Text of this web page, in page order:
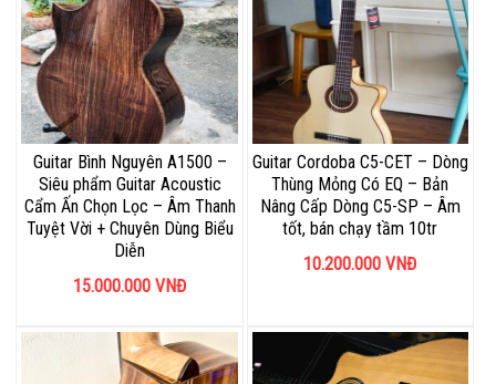
Guitar Bình Nguyên A1500 –
Siêu phẩm Guitar Acoustic
Cẩm Ấn Chọn Lọc – Âm Thanh
Tuyệt Vời + Chuyên Dùng Biểu
Diễn
15.000.000 VNĐ
Guitar Cordoba C5-CET – Dòng
Thùng Mỏng Có EQ – Bản
Nâng Cấp Dòng C5-SP – Âm
tốt, bán chạy tầm 10tr
10.200.000 VNĐ